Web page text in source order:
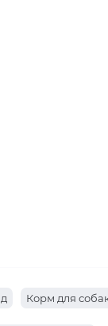
Корм для